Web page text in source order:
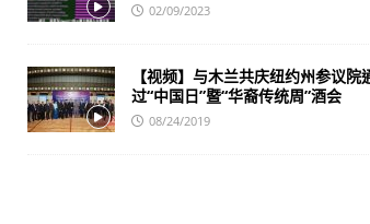
02/09/2023
【视频】与木兰共庆纽约州参议院
过“中国日”暨“华裔传统周”酒会
08/24/2019